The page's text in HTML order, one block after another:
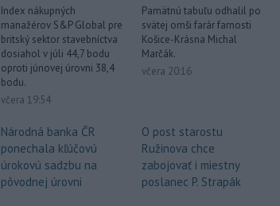
- Väčšina Poliakov po roku vo
funkcii hodnotí pôsobenie
prezidenta Karola Nawrockého
pozitívne.
Index nákupných
manažérov S&P Global pre
britský sektor stavebníctva
dosiahol v júli 44,7 bodu
oproti júnovej úrovni 38,4
bodu.
včera 19:54
Národná banka ČR
ponechala kľúčovú
úrokovú sadzbu na
pôvodnej úrovni
Pamätnú tabuľu odhalil po
svätej omši farár farnosti
Košice-Krásna Michal
Marčák.
včera 20:16
O post starostu
Ružinova chce
zabojovať i miestny
poslanec P. Strapák